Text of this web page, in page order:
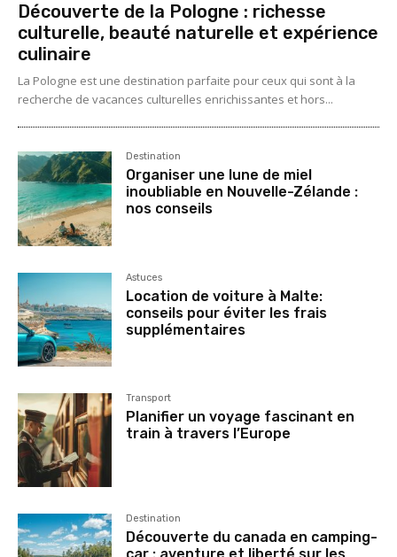
Découverte de la Pologne : richesse
culturelle, beauté naturelle et expérience
culinaire
La Pologne est une destination parfaite pour ceux qui sont à la
recherche de vacances culturelles enrichissantes et hors...
Destination
Organiser une lune de miel
inoubliable en Nouvelle-Zélande :
nos conseils
Astuces
Location de voiture à Malte:
conseils pour éviter les frais
supplémentaires
Transport
Planifier un voyage fascinant en
train à travers l’Europe
Destination
Découverte du canada en camping-
car : aventure et liberté sur les